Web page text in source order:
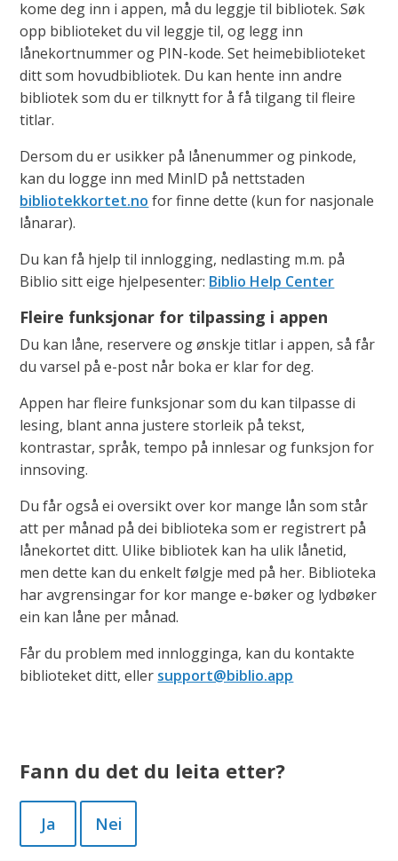
kome deg inn i appen, må du leggje til bibliotek. Søk
opp biblioteket du vil leggje til, og legg inn
lånekortnummer og PIN-kode. Set heimebiblioteket
ditt som hovudbibliotek. Du kan hente inn andre
bibliotek som du er tilknytt for å få tilgang til fleire
titlar.
Dersom du er usikker på lånenummer og pinkode,
kan du logge inn med MinID på nettstaden
bibliotekkortet.no for finne dette (kun for nasjonale
lånarar).
Du kan få hjelp til innlogging, nedlasting m.m. på
Biblio sitt eige hjelpesenter: Biblio Help Center
Fleire funksjonar for tilpassing i appen
Du kan låne, reservere og ønskje titlar i appen, så får
du varsel på e-post når boka er klar for deg.
Appen har fleire funksjonar som du kan tilpasse di
lesing, blant anna justere storleik på tekst,
kontrastar, språk, tempo på innlesar og funksjon for
innsoving.
Du får også ei oversikt over kor mange lån som står
att per månad på dei biblioteka som er registrert på
lånekortet ditt. Ulike bibliotek kan ha ulik lånetid,
men dette kan du enkelt følgje med på her. Biblioteka
har avgrensingar for kor mange e-bøker og lydbøker
ein kan låne per månad.
Får du problem med innlogginga, kan du kontakte
biblioteket ditt, eller support@biblio.app
Fann du det du leita etter?
Ja Nei